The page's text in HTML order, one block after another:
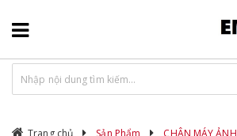
Trang chủ Sản Phẩm CHÂN MÁY ẢNH